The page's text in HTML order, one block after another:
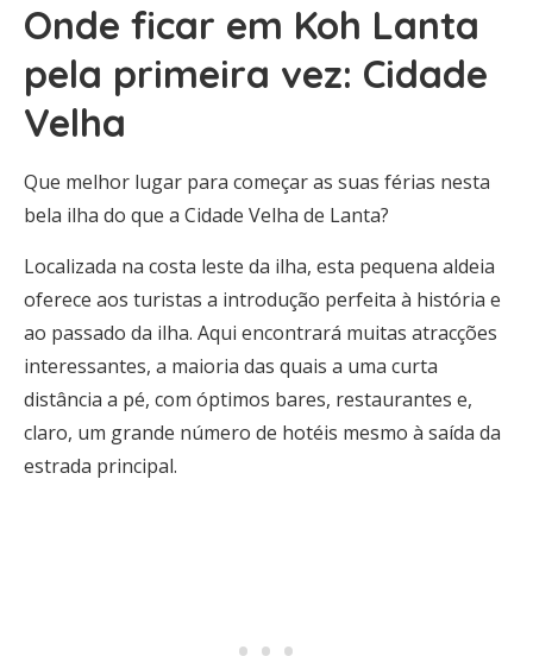
Onde ficar em Koh Lanta
pela primeira vez: Cidade
Velha
Que melhor lugar para começar as suas férias nesta
bela ilha do que a Cidade Velha de Lanta?
Localizada na costa leste da ilha, esta pequena aldeia
oferece aos turistas a introdução perfeita à história e
ao passado da ilha. Aqui encontrará muitas atracções
interessantes, a maioria das quais a uma curta
distância a pé, com óptimos bares, restaurantes e,
claro, um grande número de hotéis mesmo à saída da
estrada principal.